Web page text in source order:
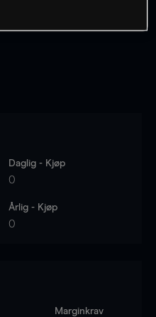
Daglig - Kjøp
0
Årlig - Kjøp
0
Marginkrav